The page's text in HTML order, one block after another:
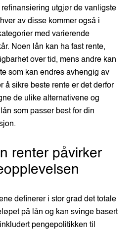
utgjør de vanligste
av disse kommer også i
med varierende
Noen lån kan ha fast rente,
over tid, mens andre kan
som kan endres avhengig av
å sikre beste rente er det derfor
de ulike alternativene og
som passer best for din
renter påvirker
definerer i stor grad det totale
på lån og kan svinge basert
pengepolitikken til